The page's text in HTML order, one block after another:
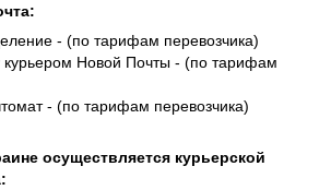
- (по тарифам перевозчика)
курьером Новой Почты - (по тарифам
- (по тарифам перевозчика)
осуществляется курьерской